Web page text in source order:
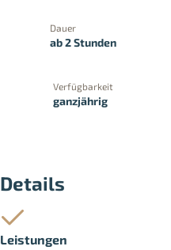
Dauer
ab 2 Stunden
Verfügbarkeit
ganzjährig
Details
Leistungen